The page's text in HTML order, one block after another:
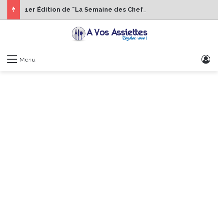
Menu